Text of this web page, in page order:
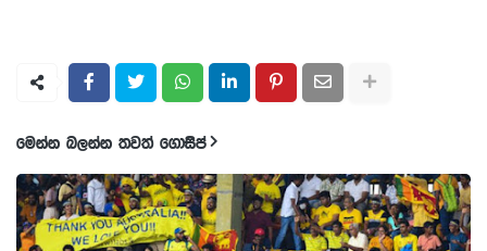
මෙන්න බලන්න තවත් ගොසිප්